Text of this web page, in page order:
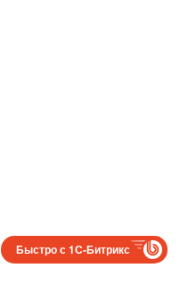
Быстро с 1С-Битрикс